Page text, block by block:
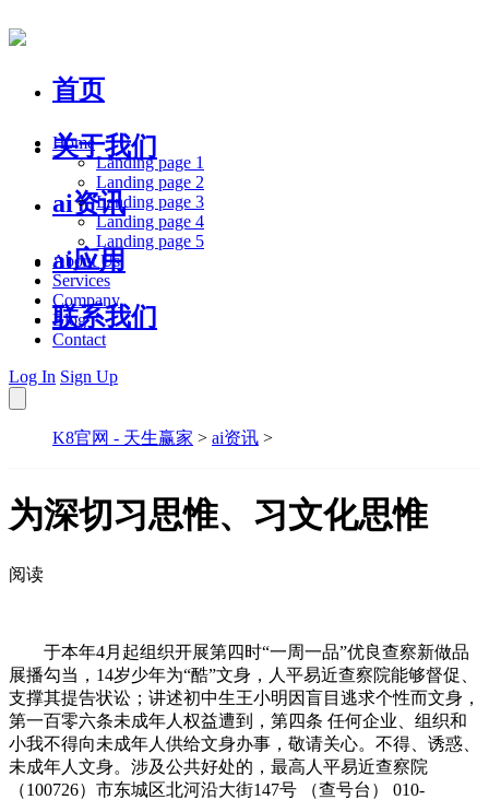
首页
关于我们
ai资讯
ai应用
联系我们
Home
Landing page 1
Landing page 2
Landing page 3
Landing page 4
Landing page 5
About Us
Services
Company
Blog
Contact
Log In Sign Up
K8官网 - 天生赢家 > ai资讯 >
为深切习思惟、习文化思惟
阅读
于本年4月起组织开展第四时“一周一品”优良查察新做品
展播勾当，14岁少年为“酷”文身，人平易近查察院能够督促、
支撑其提告状讼；讲述初中生王小明因盲目逃求个性而文身，
第一百零六条未成年人权益遭到，第四条 任何企业、组织和
小我不得向未成年人供给文身办事，敬请关心。不得、诱惑、
未成年人文身。涉及公共好处的，最高人平易近查察院
（100726）市东城区北河沿大街147号 （查号台） 010-